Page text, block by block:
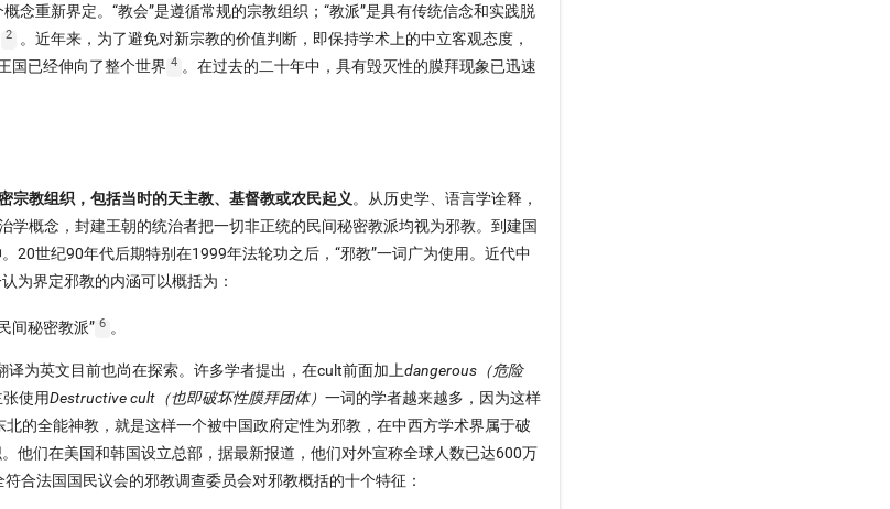
念重新界定。“教会”是遵循常规的宗教组织；“教派”是具有传统信念和实践脱
2
。近年来，为了避免对新宗教的价值判断，即保持学术上的中立客观态度，
国已经伸向了整个世界 4 。在过去的二十年中，具有毁灭性的膜拜现象已迅速
宗教组织，包括当时的天主教、基督教或农民起义 。从历史学、语言学诠释，
概念，封建王朝的统治者把一切非正统的民间秘密教派均视为邪教。到建国
世纪90年代后期特别在1999年法轮功之后，“邪教”一词广为使用。近代中
为界定邪教的内涵可以概括为：
间秘密教派” 6 。
译为英文目前也尚在探索。许多学者提出，在cult前面加上dangerous（危险
使用Destructive cult（也即破坏性膜拜团体） 一词的学者越来越多，因为这样
的全能神教，就是这样一个被中国政府定性为邪教，在中西方学术界属于破
他们在美国和韩国设立总部，据最新报道，他们对外宣称全球人数已达600万
合法国国民议会的邪教调查委员会对邪教概括的十个特征：